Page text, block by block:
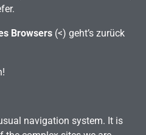
Browsers (<) geht’s zurück
navigation system. It is